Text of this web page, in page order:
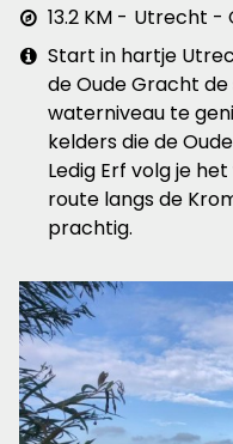
Afstand
&
plaats
13.2 KM
Utrecht -
Extra
info
Start in hartje
de Oude Gracht
waterniveau te
kelders die de
Ledig Erf volg je
route langs de
prachtig.